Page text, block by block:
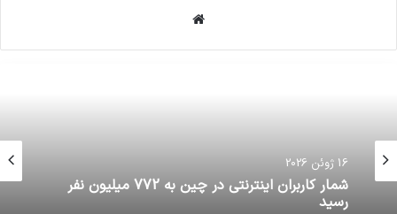
16 ژوئن 2026
شمار کاربران اينترنتی در چين به 772 ميليون نفر
رسيد